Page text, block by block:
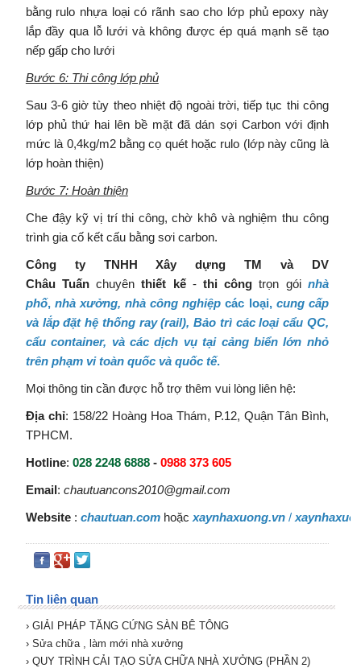
bằng rulo nhựa loại có rãnh sao cho lớp phủ epoxy này
lắp đầy qua lỗ lưới và không được ép quá mạnh sẽ tạo
nếp gấp cho lưới
Bước 6: Thi công lớp phủ
Sau 3-6 giờ tùy theo nhiệt độ ngoài trời, tiếp tục thi công
lớp phủ thứ hai lên bề mặt đã dán sợi Carbon với định
mức là 0,4kg/m2 bằng cọ quét hoặc rulo (lớp này cũng là
lớp hoàn thiện)
Bước 7: Hoàn thiện
Che đậy kỹ vị trí thi công, chờ khô và nghiệm thu công
trình gia cố kết cấu bằng sơi carbon.
Công ty TNHH Xây dựng TM và DV
ChâuTuấn chuyênthiết kế-thi công trọn gói nhà
phố, nhà xưởng, nhà công nghiệp các loại, cung cấp
và lắp đặt hệ thống ray (rail),Bảo trì các loại cẩu QC,
cẩu container, vàcác dịch vụ tại cảng biển lớn nhỏ
trên phạm vi toàn quốc và quốc tế.
Mọi thông tin cần được hỗ trợ thêm vui lòng liên hệ:
Địa chỉ: 158/22 Hoàng Hoa Thám, P.12, Quận Tân Bình,
TPHCM.
Hotline: 028 2248 6888 - 0988 373 605
Email: chautuancons2010@gmail.com
Website: chautuan.comhoặc xaynhaxuong.vn/
Tin liên quan
› GIẢI PHÁP TĂNG CỨNG SÀN BÊ TÔNG
› Sửa chữa , làm mới nhà xưởng
› QUY TRÌNH CẢI TẠO SỬA CHỮA NHÀ XƯỞNG (PHẦN 2)